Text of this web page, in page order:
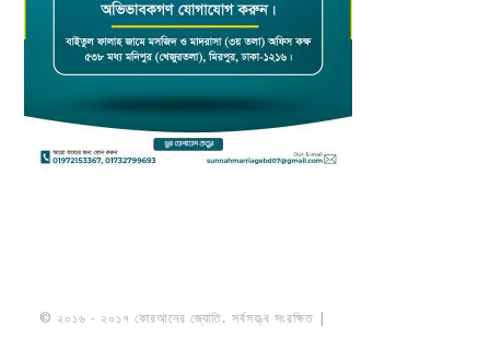
© ২০১৬ - ২০১৭ কোরআনের জ্যোতি. সর্বসত্ত্ব সংরক্ষিত |